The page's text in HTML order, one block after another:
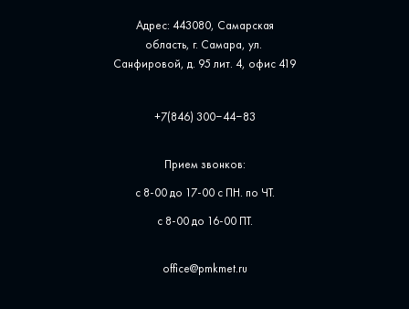
Адрес: 443080, Самарская
область, г. Самара, ул. ​
Санфировой, д. 95 лит. 4, офис ​419
+7(846) 300‒44‒83
Прием звонков:
с 8-00 до 17-00 с ПН. по ЧТ.
с 8-00 до 16-00 ПТ.
office@pmkmet.ru